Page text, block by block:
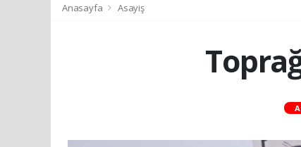
Anasayfa Asayiş